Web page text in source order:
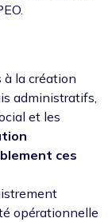
à la création
administratifs,
et les
ces
opérationnelle